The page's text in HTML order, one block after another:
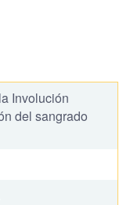
Involución
del sangrado